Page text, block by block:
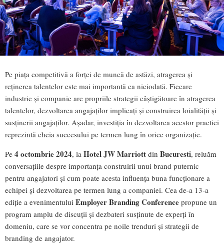
Pe piața competitivă a forței de muncă de astăzi, atragerea și
reținerea talentelor este mai importantă ca niciodată. Fiecare
industrie și companie are propriile strategii câștigătoare în atragerea
talentelor, dezvoltarea angajaților implicați și construirea loialității și
susținerii angajaților. Așadar, investiția în dezvoltarea acestor practici
reprezintă cheia succesului pe termen lung în orice organizație.
Pe 4 octombrie 2024, la Hotel JW Marriott din Bucuresti, reluăm
conversațiile despre importanța construirii unui brand puternic
pentru angajatori și cum poate acesta influența buna funcționare a
echipei și dezvoltarea pe termen lung a companiei. Cea de-a 13-a
ediție a evenimentului Employer Branding Conference propune un
program amplu de discuții și dezbateri susținute de experți în
domeniu, care se vor concentra pe noile trenduri și strategii de
branding de angajator.